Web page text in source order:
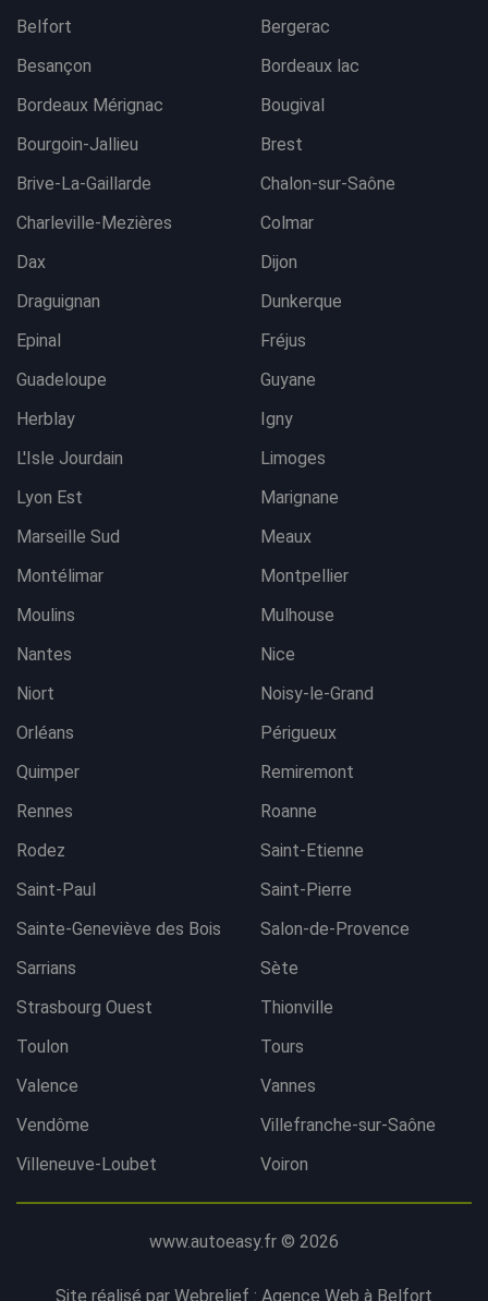
Belfort
Bergerac
Besançon
Bordeaux lac
Bordeaux Mérignac
Bougival
Bourgoin-Jallieu
Brest
Brive-La-Gaillarde
Chalon-sur-Saône
Charleville-Mezières
Colmar
Dax
Dijon
Draguignan
Dunkerque
Epinal
Fréjus
Guadeloupe
Guyane
Herblay
Igny
L'Isle Jourdain
Limoges
Lyon Est
Marignane
Marseille Sud
Meaux
Montélimar
Montpellier
Moulins
Mulhouse
Nantes
Nice
Niort
Noisy-le-Grand
Orléans
Périgueux
Quimper
Remiremont
Rennes
Roanne
Rodez
Saint-Etienne
Saint-Paul
Saint-Pierre
Sainte-Geneviève des Bois
Salon-de-Provence
Sarrians
Sète
Strasbourg Ouest
Thionville
Toulon
Tours
Valence
Vannes
Vendôme
Villefranche-sur-Saône
Villeneuve-Loubet
Voiron
www.autoeasy.fr © 2026
Site réalisé par Webrelief : Agence Web à Belfort